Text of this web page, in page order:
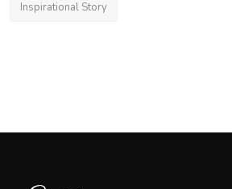
Inspirational Story